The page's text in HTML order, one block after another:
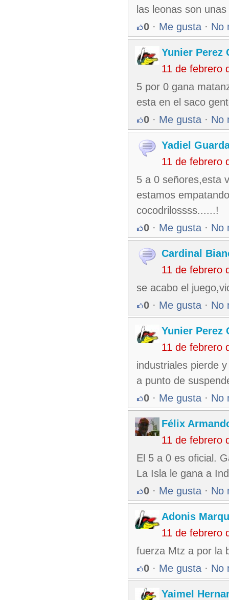
las leonas son
0 · Me gusta · No
Yunier Perez
11 de febrero
5 por 0 gana
esta en el saco
0 · Me gusta · No
Yadiel
11 de febrero
5 a 0 señores,esta
estamos
cocodrilossss......!
0 · Me gusta · No
Cardinal
11 de febrero
se acabo el
0 · Me gusta · No
Yunier Perez
11 de febrero
industriales pierde
a punto de
0 · Me gusta · No
Félix
11 de febrero
El 5 a 0 es oficial.
La Isla le gana a
0 · Me gusta · No
Adonis
11 de febrero
fuerza Mtz a por la
0 · Me gusta · No
Yaimel